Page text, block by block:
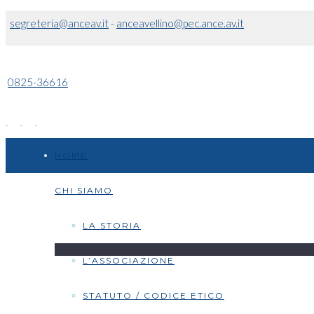
segreteria@anceav.it- anceavellino@pec.ance.av.it
0825-36616
CHI SIAMO
LA STORIA
L’ASSOCIAZIONE
STATUTO / CODICE ETICO